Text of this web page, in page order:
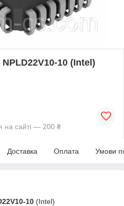
10 (Intel)
на сайті — 200 ₴
Доставка Оплата Умови
10 (Intel)